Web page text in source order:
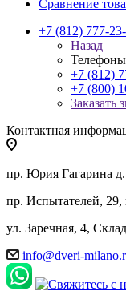
Сравнение
+7 (812) 777-23-
Назад
Телефоны
+7 (812)
+7 (800)
Заказать
Контактная
пр. Юрия Гагарина
пр. Испытателей,
ул. Заречная, 4,
info@dveri-